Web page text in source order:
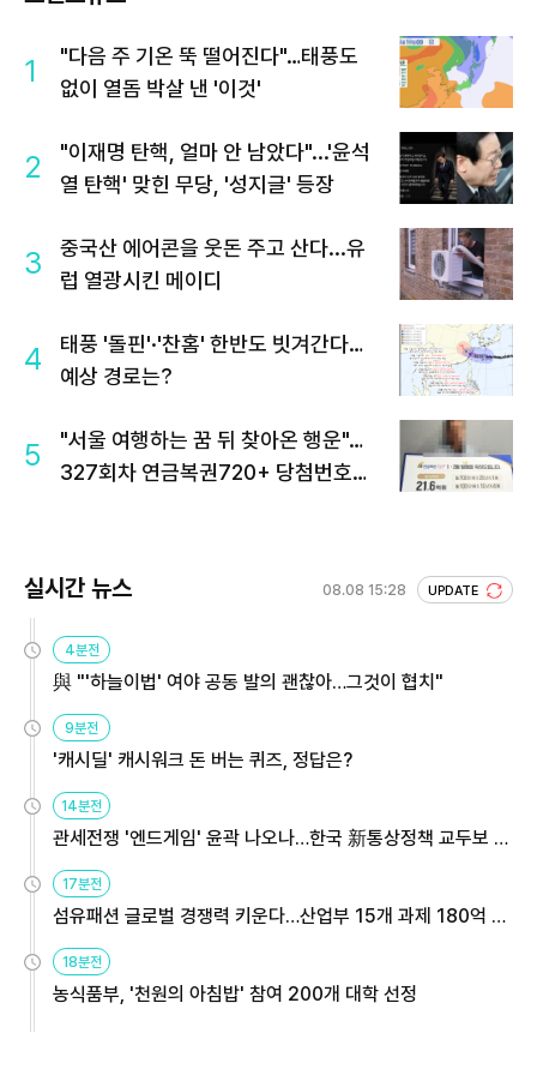
1
"다음 주 기온 뚝 떨어진다"…태풍도
없이 열돔 박살 낸 '이것'
2
"이재명 탄핵, 얼마 안 남았다"...'윤석
열 탄핵' 맞힌 무당, '성지글' 등장
3
중국산 에어콘을 웃돈 주고 산다...유
럽 열광시킨 메이디
4
태풍 '돌핀'·'찬홈' 한반도 빗겨간다…
예상 경로는?
5
"서울 여행하는 꿈 뒤 찾아온 행운"…
327회차 연금복권720+ 당첨번호조
실시간 뉴스 08.08 15:28 UPDATE
4분전
與 "'하늘이법' 여야 공동 발의 괜찮아…그것이 협치"
9분전
'캐시딜' 캐시워크 돈 버는 퀴즈, 정답은?
14분전
관세전쟁 '엔드게임' 윤곽 나오나…한국 新통상정책 교두보 활
17분전
섬유패션 글로벌 경쟁력 키운다…산업부 15개 과제 180억 지
18분전
농식품부, '천원의 아침밥' 참여 200개 대학 선정